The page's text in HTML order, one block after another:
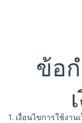
ข้อ
1. เงื่อนไขการใช้งาน